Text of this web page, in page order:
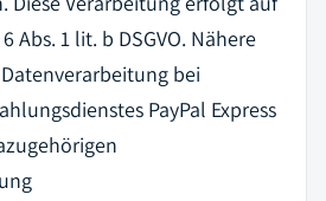
Abs. 1 lit. b DSGVO. Nähere
bei
PayPal Express